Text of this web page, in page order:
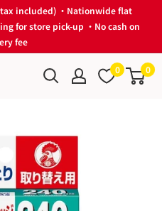
included) ・Nationwide flat
for store pick-up ・No cash on
fee
0 0